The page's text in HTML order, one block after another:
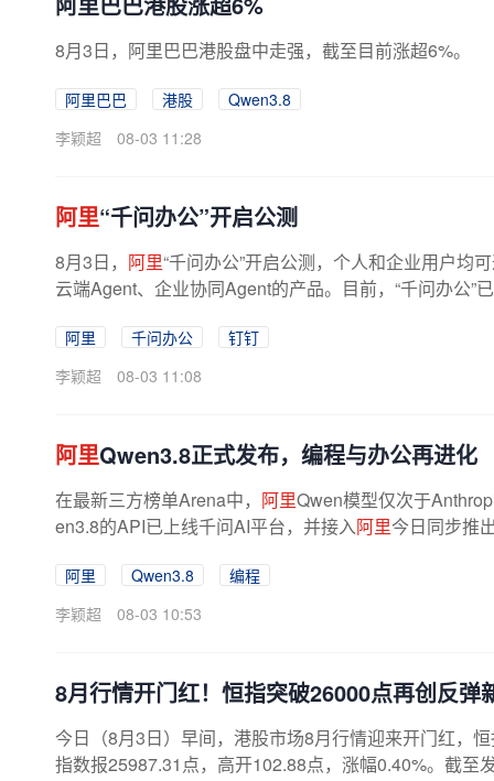
8月3日，阿里巴巴港股盘中走强，截至目前涨超6%。
阿里巴巴 港股
Qwen3.8
李颖超
08-03 11:28
阿里“千问办公”开启公测
8月3日， 阿里“千问办公”开启公测，个人和企业用户均
云端Agent、企业协同Agent的产品。目前，“千问办公”
阿里 千问办公
钉钉
李颖超
08-03 11:08
阿里Qwen3.8正式发布，编程与办公再进化
在最新三方榜单Arena中， 阿里Qwen模型仅次于
en3.8的API已上线千问AI平台，并接入阿里今日同步推
阿里 Qwen3.8
编程
李颖超
08-03 10:53
8月行情开门红！恒指突破26000点再创反弹
今日（8月3日）早间，港股市场8月行情迎来开门红，
指数报25987.31点，高开102.88点，涨幅0.40%。截至